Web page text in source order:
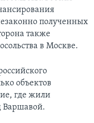
полученных
также
в Москве.
объектов
где жили
Варшавой.